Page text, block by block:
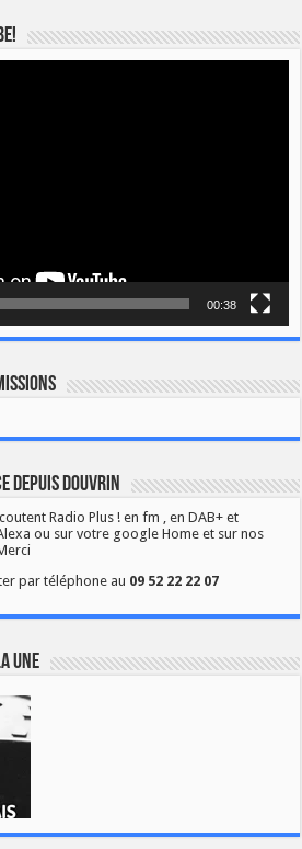
00:38
depuis Douvrin
Radio Plus ! en fm , en DAB+ et
ou sur votre google Home et sur nos
par téléphone au 09 52 22 22 07
une